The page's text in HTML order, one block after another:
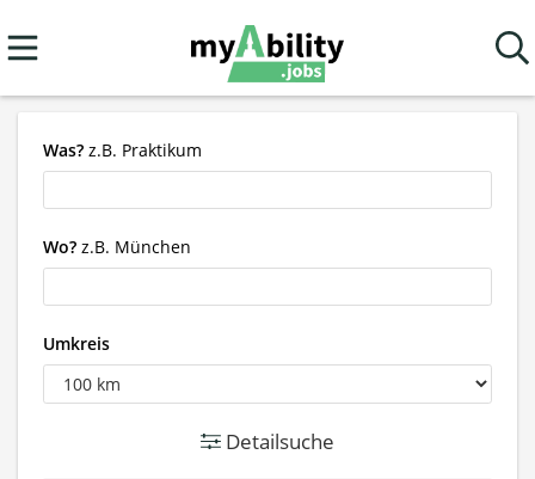
Was? z.B. Praktikum
Wo? z.B. München
Umkreis
Detailsuche